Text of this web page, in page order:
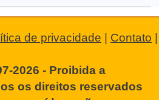
de privacidade | Contato |
2026 - Proibida a
os direitos reservados